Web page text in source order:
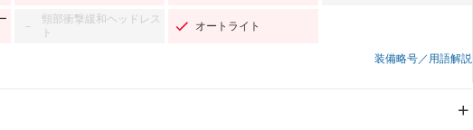
－
頸部衝撃緩和ヘッドレス
ト
オートライト
装備略号／用語解説